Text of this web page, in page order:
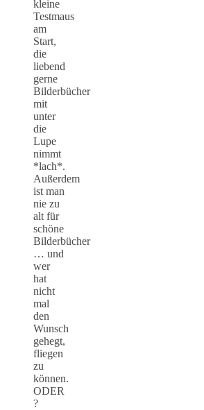
kleine
Testmaus
am
Start,
die
liebend
gerne
Bilderbücher
mit
unter
die
Lupe
nimmt
*lach*.
Außerdem
ist man
nie zu
alt für
schöne
Bilderbücher
… und
wer
hat
nicht
mal
den
Wunsch
gehegt,
fliegen
zu
können.
ODER
?